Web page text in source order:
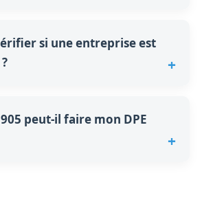
si une entreprise est
peut-il faire mon DPE